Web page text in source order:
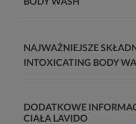
NAJWAŻNIEJSZE
INTOXICATING BODY
DODATKOWE
CIAŁA LAVIDO